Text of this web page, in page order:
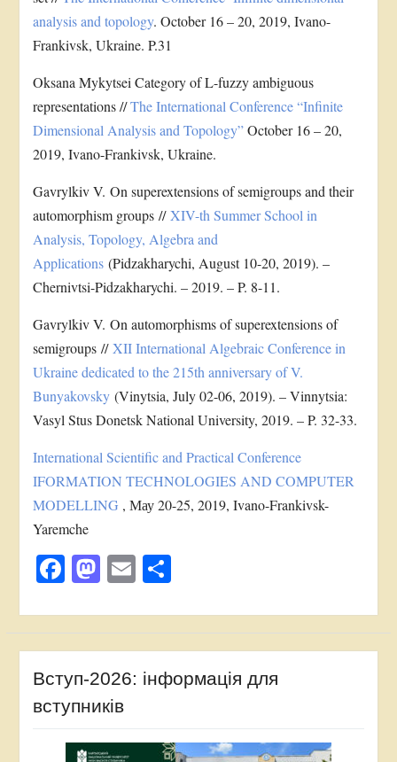
analysis and topology. October 16 – 20, 2019, Ivano-
Frankivsk, Ukraine. P.31
Oksana Mykytsei Category of L-fuzzy ambiguous
representations //The International Conference “Infinite
Dimensional Analysis and Topology”October 16 – 20,
2019, Ivano-Frankivsk, Ukraine.
Gavrylkiv V. On superextensions of semigroups and their
automorphism groups //XIV-th Summer School in
Analysis, Topology, Algebra and
Applications(Pidzakharychi, August 10-20, 2019). –
Chernivtsi-Pidzakharychi. – 2019. – P. 8-11.
Gavrylkiv V. On automorphisms of superextensions of
semigroups //XII International Algebraic Conference in
Ukraine dedicated to the 215th anniversary of V.
Bunyakovsky(Vinytsia, July 02-06, 2019). – Vinnytsia:
Vasyl Stus Donetsk National University, 2019. – P. 32-33.
International Scientific and Practical Conference
IFORMATION TECHNOLOGIES AND COMPUTER
MODELLING , Мау 20-25, 2019, Ivano-Frankivsk-
Yaremche
Facebook
Mastodon
EmailПоділитися
Вступ-2026: інформація для
вступників